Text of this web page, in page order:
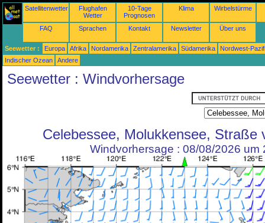
Satellitenwetter
Flughafen
Wetter
10-Tage
Prognosen
Klima Wirbelstürme
FAQ Sprachen Kontakt Newsletter Über uns
Seewetter : Europa Afrika Nordamerika Zentralamerika Südamerika
Nordwest-
Indischer Ozean
Andere
Seewetter : Windvorhersage
Celebessee, Molukkensee, Straße
Windvorhersage : 08/08/2026 um